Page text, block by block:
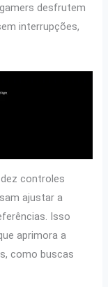
desfrutem
interrupções,
controles
ajustar a
Isso
aprimora a
como buscas